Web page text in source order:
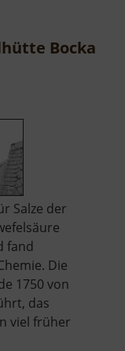
Bockau
Salze der
fand
Die
1750 von
das
viel früher